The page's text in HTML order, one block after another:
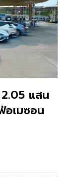
แสน
อเมซอน